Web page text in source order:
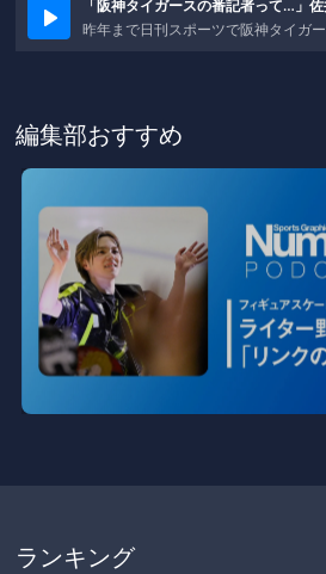
編集部おすすめ
ランキング